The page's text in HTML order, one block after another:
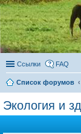
Ссылки FAQ
Список форумов
Экология и